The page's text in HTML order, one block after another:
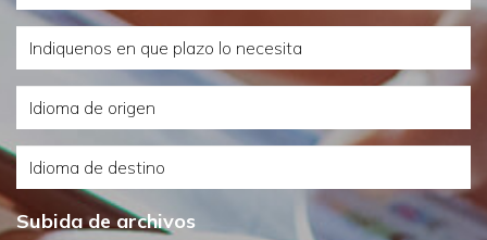
tipo
de
necesita?
Indiquenos
en
que
lo
necesita
Idioma
de
origen
Idioma
de
destino
Subida de archivos